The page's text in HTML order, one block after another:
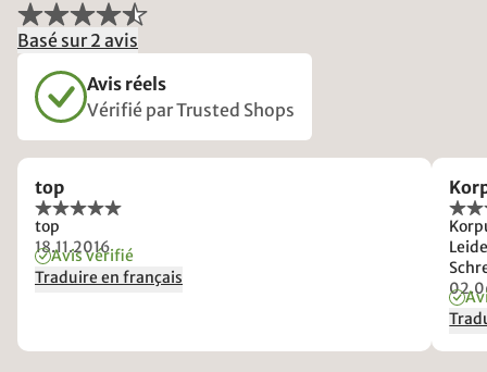
Basé sur 2 avis
Avis réels
Vérifié par Trusted Shops
top
top
18.11.2016
Avis vérifié
Traduire en français